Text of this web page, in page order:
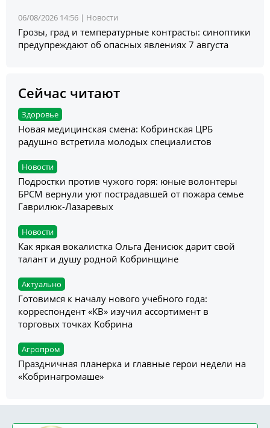
06/08/2026 14:56 | Новости
Грозы, град и температурные контрасты: синоптики
предупреждают об опасных явлениях 7 августа
Сейчас читают
Здоровье
Новая медицинская смена: Кобринская ЦРБ
радушно встретила молодых специалистов
Новости
Подростки против чужого горя: юные волонтеры
БРСМ вернули уют пострадавшей от пожара семье
Гаврилюк-Лазаревых
Новости
Как яркая вокалистка Ольга Денисюк дарит свой
талант и душу родной Кобринщине
Актуально
Готовимся к началу нового учебного года:
корреспондент «КВ» изучил ассортимент в
торговых точках Кобрина
Агропром
Праздничная планерка и главные герои недели на
«Кобринагромаше»